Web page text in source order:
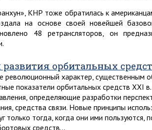
КНР тоже обратилась к
на основе своей новейшей
48 ретрансляторов, он
орбитальных
революционный характер, существенным
показатели орбитальных средств XXI
определяющие разработки
средства связи. Новые принципы
только тогда, когда они ими пользуются,
средств…